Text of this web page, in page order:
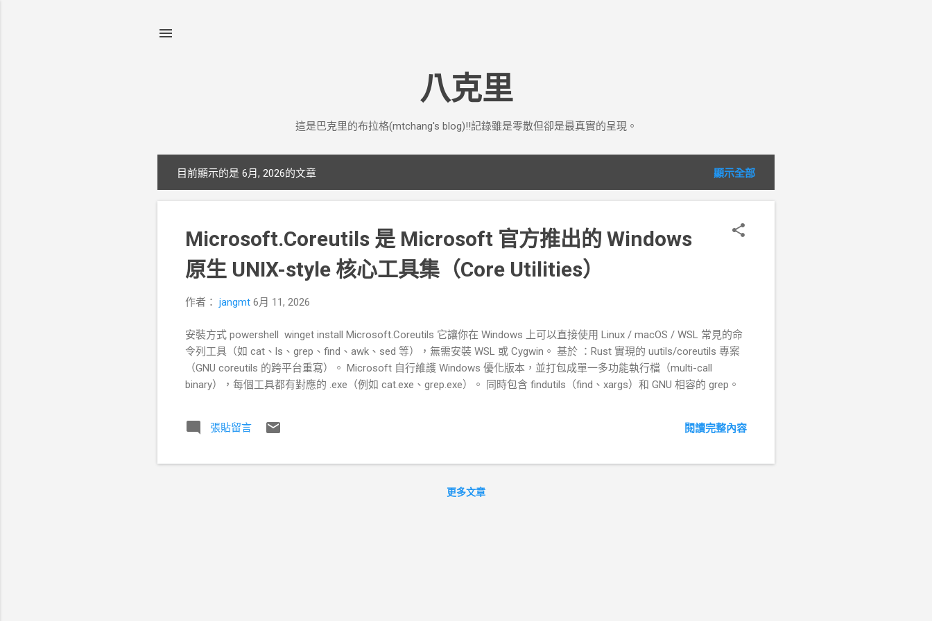
八克里
這是巴克里的布拉格(mtchang's blog)!!記錄雖是零散但卻是最真實的呈現。
表
目前顯示的是 6月, 2026的文章 顯示全部
Microsoft.Coreutils 是 Microsoft 官方推出的 Windows
原生 UNIX-style 核心工具集（Core Utilities）
作者： jangmt 6月 11, 2026
安裝方式 powershell winget install Microsoft.Coreutils 它讓你在 Windows 上可以直接使用 Linux / macOS / WSL 常見的命
令列工具（如 cat、ls、grep、find、awk、sed 等），無需安裝 WSL 或 Cygwin。 基於 ：Rust 實現的 uutils/coreutils 專案
（GNU coreutils 的跨平台重寫）。 Microsoft 自行維護 Windows 優化版本，並打包成單一多功能執行檔（multi-call
binary），每個工具都有對應的 .exe（例如 cat.exe、grep.exe）。 同時包含 findutils（find、xargs）和 GNU 相容的 grep。
張貼留言 閱讀完整內容
更多文章